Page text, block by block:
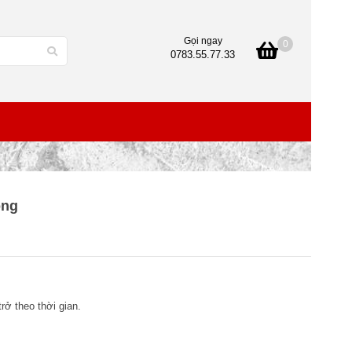
Gọi ngay
0783.55.77.33
0
theo thời gian.